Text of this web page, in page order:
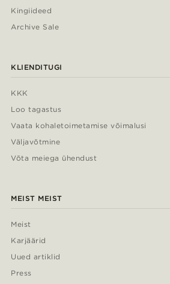
Kingiideed
Archive Sale
KLIENDITUGI
KKK
Loo tagastus
Vaata kohaletoimetamise võimalusi
Väljavõtmine
Võta meiega ühendust
MEIST MEIST
Meist
Karjäärid
Uued artiklid
Press